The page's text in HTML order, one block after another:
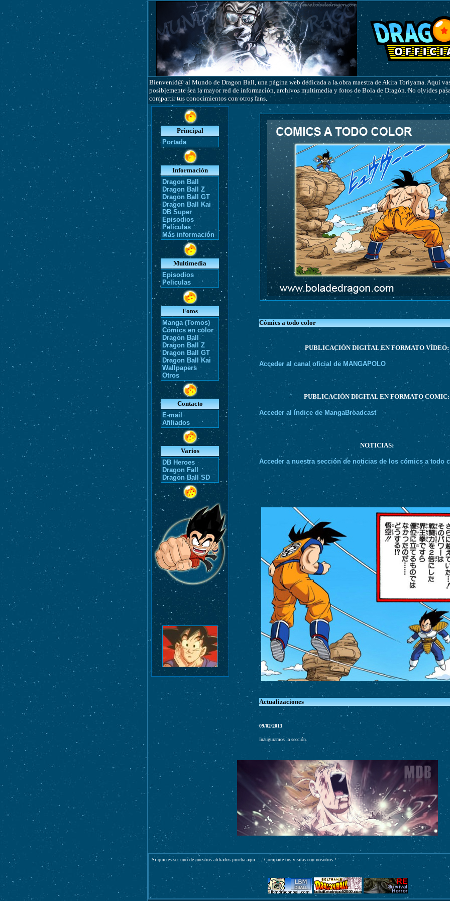
Bienvenid@ al Mundo de Dragon Ball, una página web dedicada a la obra maestra de Akira Toriyama. Aquí
posiblemente sea la mayor red de información, archivos multimedia y fotos de Bola de Dragón. No olvides
compartir tus conocimientos con otros fans.
Principal
Portada
Información
Dragon Ball
Dragon Ball Z
Dragon Ball GT
Dragon Ball Kai
DB Super
Episodios
Películas
Más información
Multimedia
Episodios
Peliculas
Fotos
Manga (Tomos)
Cómics en color
Dragon Ball
Dragon Ball Z
Dragon Ball GT
Dragon Ball Kai
Wallpapers
Otros
Contacto
E-mail
Afiliados
Varios
DB Heroes
Dragon Fall
Dragon Ball SD
Cómics a todo color
PUBLICACIÓN DIGITAL EN FORMATO VÍDEO:
Acceder al canal oficial de MANGAPOLO
PUBLICACIÓN DIGITAL EN FORMATO COMIC:
Acceder al índice de MangaBroadcast
NOTICIAS:
Acceder a nuestra sección de noticias de los cómics a todo
Actualizaciones
09/02/2013
Inauguramos la sección.
Si quieres ser uno de nuestros afiliados pincha aqui ... ¡ Comparte tus visitas con nosotros !